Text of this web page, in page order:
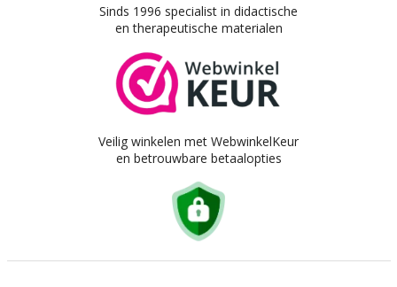
Sinds 1996 specialist in didactische
en therapeutische materialen
Veilig winkelen met WebwinkelKeur
en betrouwbare betaalopties